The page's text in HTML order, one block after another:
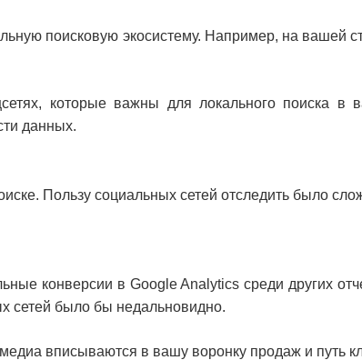
поисковую экосистему. Например, на вашей
которые важны для локального поиска в
данных.
Пользу социальных сетей отследить было
конверсии в Google Analytics среди других
сетей было бы недальновидно.
вписываются в вашу воронку продаж и путь